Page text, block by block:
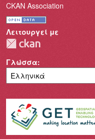
CKAN Association
Λειτουργεί με
Γλώσσα